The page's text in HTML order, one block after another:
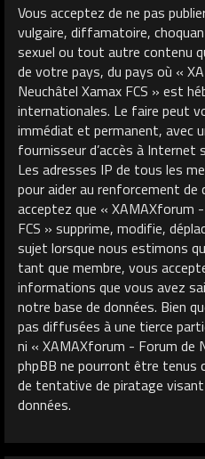
Vous acceptez de ne pas
vulgaire, diffamatoire,
sexuel ou tout autre contenu
de votre pays, du pays où «
Neuchâtel Xamax FCS » est
internationales. Le faire peut
immédiat et permanent, avec
fournisseur d’accès à Internet
Les adresses IP de tous les
pour aider au renforcement de
acceptez que « XAMAXforum
FCS » supprime, modifie,
sujet lorsque nous estimons
tant que membre, vous
informations que vous avez
notre base de données. Bien
pas diffusées à une tierce
ni « XAMAXforum - Forum de
phpBB ne pourront être tenus
de tentative de piratage
données.